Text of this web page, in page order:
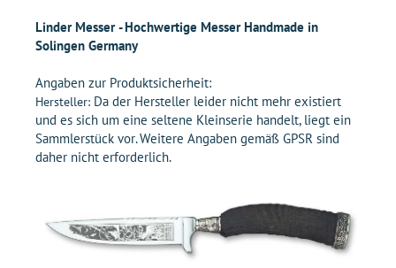
Linder Messer - Hochwertige Messer Handmade in
Solingen Germany
Angaben zur Produktsicherheit:
Hersteller: Da der Hersteller leider nicht mehr existiert
und es sich um eine seltene Kleinserie handelt, liegt ein
Sammlerstück vor. Weitere Angaben gemäß GPSR sind
daher nicht erforderlich.